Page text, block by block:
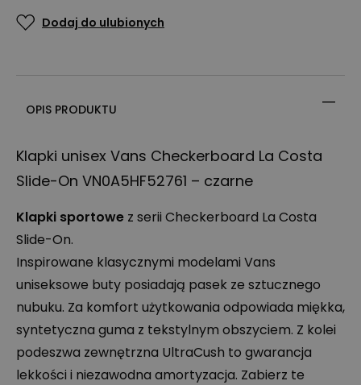
Dodaj do ulubionych
OPIS PRODUKTU
Klapki unisex Vans Checkerboard La Costa
Slide-On VN0A5HF52761 – czarne
Klapki sportowe z serii Checkerboard La Costa
Slide-On.
Inspirowane klasycznymi modelami Vans
uniseksowe buty posiadają pasek ze sztucznego
nubuku. Za komfort użytkowania odpowiada miękka,
syntetyczna guma z tekstylnym obszyciem. Z kolei
podeszwa zewnętrzna UltraCush to gwarancja
lekkości i niezawodna amortyzacja. Zabierz te